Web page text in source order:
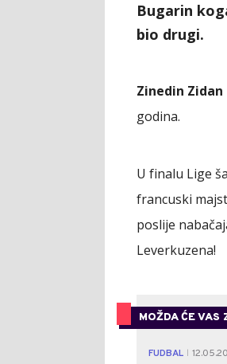
Bugarin
bio drugi.
Zinedin Zidan
godina.
U finalu Lige
francuski
poslije
Leverkuzena!
MOŽDA ĆE VAS
FUDBAL